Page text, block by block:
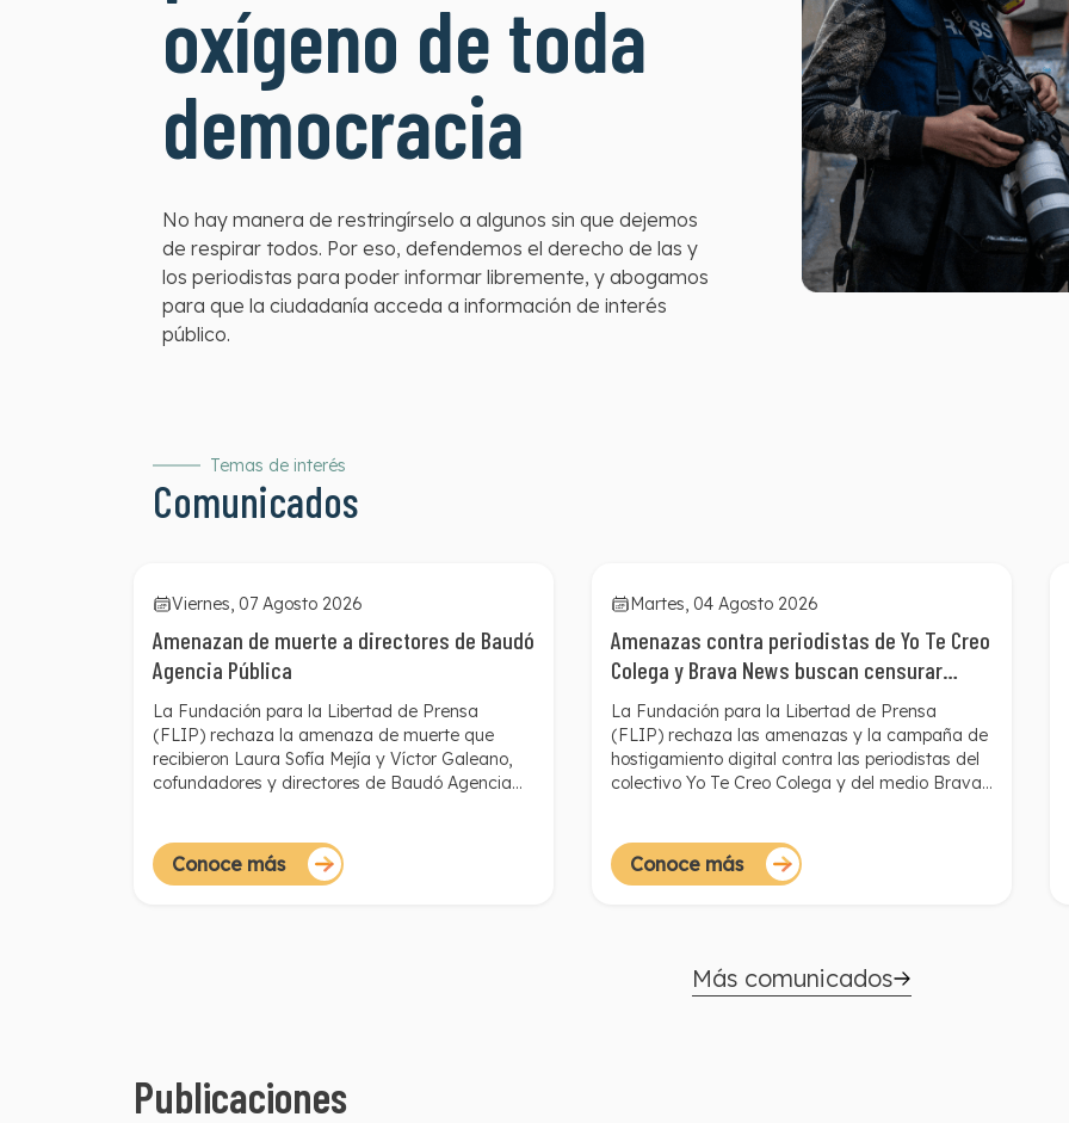
oxígeno de toda
democracia
No hay manera de restringírselo a algunos sin que dejemos
de respirar todos. Por eso, defendemos el derecho de las y
los periodistas para poder informar libremente, y abogamos
para que la ciudadanía acceda a información de interés
público.
Temas de interés
Comunicados
Viernes, 07 Agosto 2026
Amenazan de muerte a directores de Baudó
Agencia Pública
La Fundación para la Libertad de Prensa
(FLIP) rechaza la amenaza de muerte que
recibieron Laura Sofía Mejía y Víctor Galeano,
cofundadores y directores de Baudó Agencia
detalles que sugieren un posible seguimiento de
los lugares que frecuenta, e información
Conoce más
Martes, 04 Agosto 2026
Amenazas contra periodistas de Yo Te Creo
Colega y Brava News buscan censurar
denuncias de interés público
La Fundación para la Libertad de Prensa
(FLIP) rechaza las amenazas y la campaña de
hostigamiento digital contra las periodistas del
colectivo Yo Te Creo Colega y del medio Brava
acoso y abuso sexual en contra del periodista
Rafael Poveda. Estas agresiones, dirigidas
desalentar el cubrimiento periodístico de
denuncias relacionadas con violencias basadas
Conoce más
Más comunicados
Publicaciones